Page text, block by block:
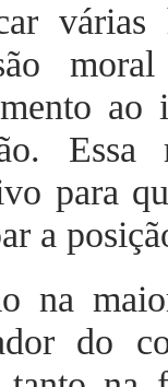
várias
ao
Essa
para
a
na
do